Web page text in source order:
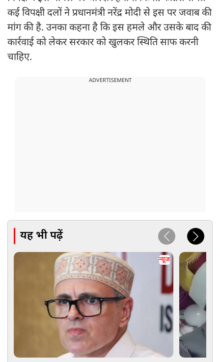
कई विपक्षी दलों ने प्रधानमंत्री नरेंद्र मोदी से इस पर जवाब की
मांग की है. उनका कहना है कि इस हमले और उसके बाद की
कार्रवाई को लेकर सरकार को खुलकर स्थिति साफ करनी
चाहिए.
ADVERTISEMENT
यह भी पढ़ें
न्यूज